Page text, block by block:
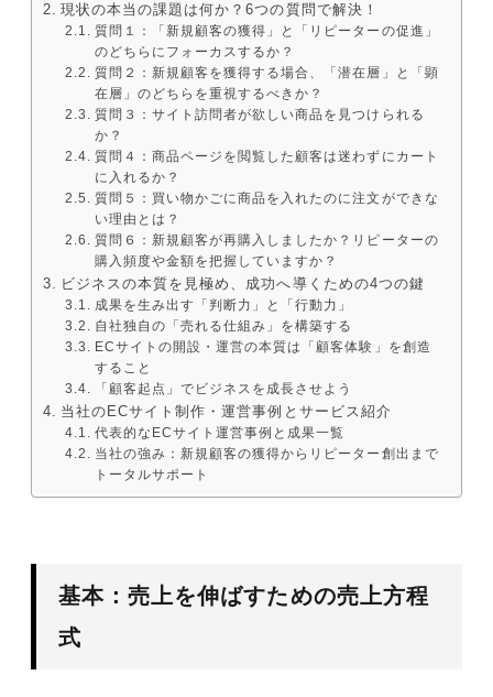
現状の本当の課題は何か？6つの質問で解決！
質問１：「新規顧客の獲得」と「リピーターの促進」
のどちらにフォーカスするか？
質問２：新規顧客を獲得する場合、「潜在層」と「顕
在層」のどちらを重視するべきか？
質問３：サイト訪問者が欲しい商品を見つけられる
か？
質問４：商品ページを閲覧した顧客は迷わずにカート
に入れるか？
質問５：買い物かごに商品を入れたのに注文ができな
い理由とは？
質問６：新規顧客が再購入しましたか？リピーターの
購入頻度や金額を把握していますか？
ビジネスの本質を見極め、成功へ導くための4つの鍵
成果を生み出す「判断力」と「行動力」
自社独自の「売れる仕組み」を構築する
ECサイトの開設・運営の本質は「顧客体験」を創造
すること
「顧客起点」でビジネスを成長させよう
当社のECサイト制作・運営事例とサービス紹介
代表的なECサイト運営事例と成果一覧
当社の強み：新規顧客の獲得からリピーター創出まで
トータルサポート
基本：売上を伸ばすための売上方程
式